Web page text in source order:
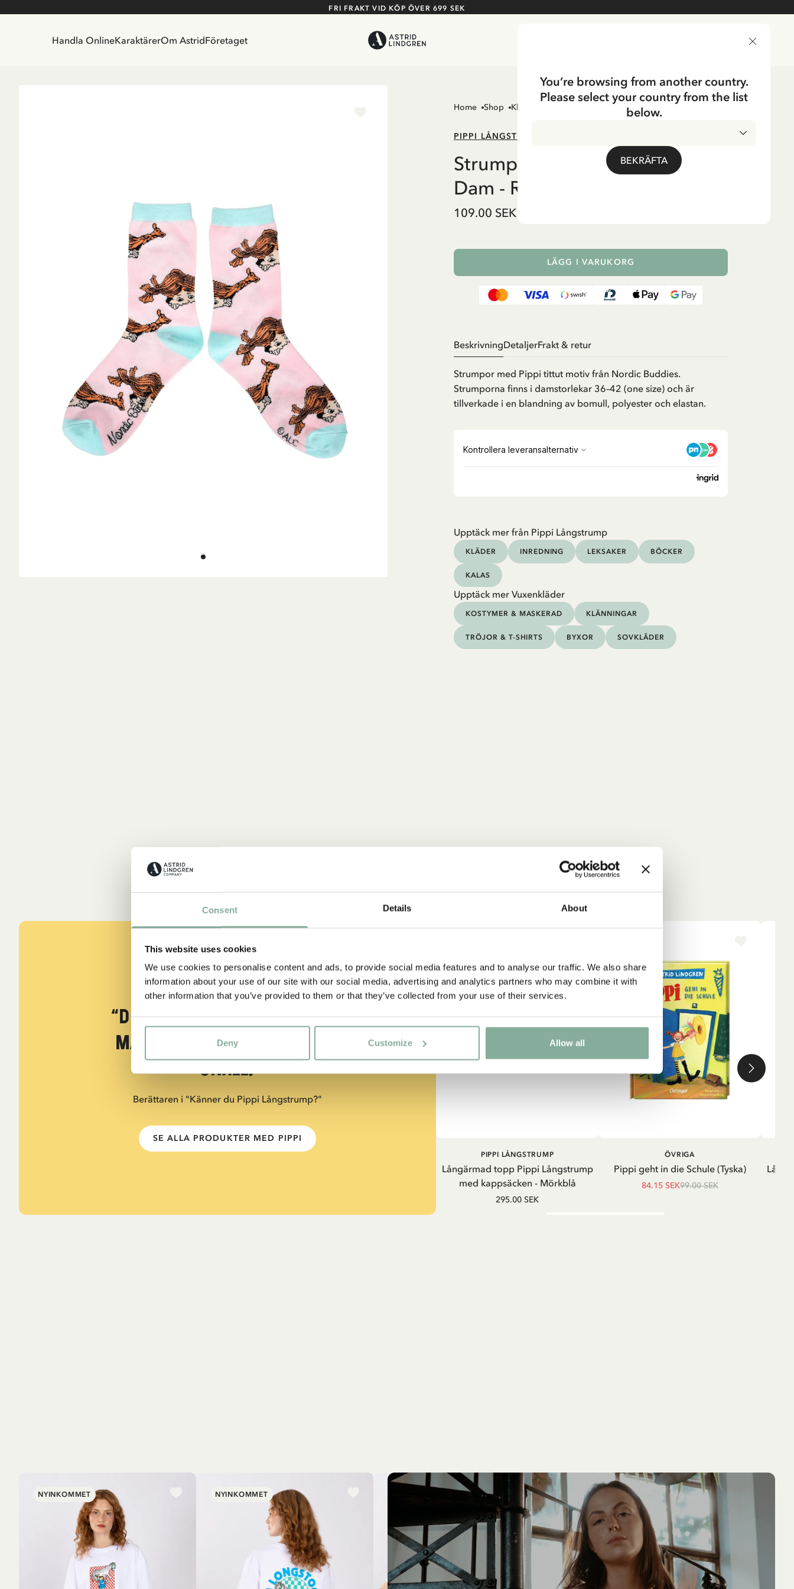
Consent Details About
This website uses cookies
We use cookies to personalise content and ads, to provide social media features and to analyse our traffic. We also share
information about your use of our site with our social media, advertising and analytics partners who may combine it with
other information that you’ve provided to them or that they’ve collected from your use of their services.
Deny Customize Allow all
FRI FRAKT VID KÖP ÖVER 699 SEK
Handla OnlineKaraktärerOm AstridFöretaget
Home Shop Kläder för vuxna Strumpor för vuxna
PIPPI LÅNGSTRUMP
Strumpor Pippi Tittut Motiv
Dam - Rosa
109.00 SEK
LÄGG I VARUKORG
BeskrivningDetaljerFrakt & retur
Strumpor med Pippi tittut motiv från Nordic Buddies.
Strumporna finns i damstorlekar 36–42 (one size) och är
tillverkade i en blandning av bomull, polyester och elastan.
Upptäck mer från Pippi Långstrump
KLÄDER INREDNING LEKSAKER BÖCKER
KALAS
Upptäck mer Vuxenkläder
KOSTYMER & MASKERAD KLÄNNINGAR
TRÖJOR & T-SHIRTS BYXOR SOVKLÄDER
CITAT
“Den som är väldigt stark
måste också vara väldigt
snäll.”
Berättaren i "Känner du Pippi Långstrump?"
SE ALLA PRODUKTER MED PIPPI
LÄGG I
Långärmad topp Pippi Långstrump
med kappsäcken - Mörkblå
PIPPI LÅNGSTRUMP
295.00 SEK
LÄGG I VARUKORG
Pippi geht in die Schule (Tyska)
ÖVRIGA
84.15 SEK99.00 SEK
NYINKOMMET NYINKOMMET NYINKOMMET
LÄGG I
VARUKORG
T-shirt Pippi Långstrump lyfter poliserna
PIPPI LÅNGSTRUMP
549.00 SEK
You’re browsing from another country.
Please select your country from the list
below.
BEKRÄFTA